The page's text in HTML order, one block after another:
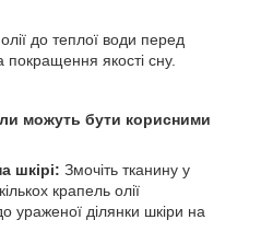
до теплої води перед
якості сну.
можуть бути корисними
шкірі: Змочіть тканину у
крапель олії
ураженої ділянки шкіри на